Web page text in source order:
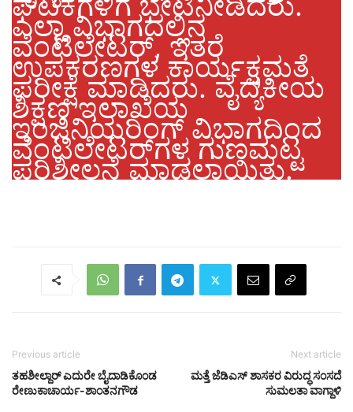
ಎಲ್ಲಾ ವಿಭಾಗದಲ್ಲಿನ
ವೆಂಟಿಲೇಟರ್, ಇತರೆ
ಉಪಕರಣಗಳ ಕಾರ್ಯಕ್ಷಮತೆ
ಪರೀಕ್ಷೆ ಮಾಡಿದರು. ವೈದ್ಯಕೀಯ
ಶಿಕ್ಷಣ ಇಲಾಖೆಯ
ಇಂಜಿನಿಯರಿಂಗ್ ವಿಭಾಗದಿಂದ
ವೆಂಟಿಲೇಟರ್‌ಗಳ ಗುಣಮಟ್ಟ
ಪರಿಶೀಲನೆ ಮಾಡಲಾಯಿತು.
Previous article
ತಹಶೀಲ್ದಾರ್​​​​​ ಎದುರೇ ಬೈದಾಡಿಕೊಂಡ
ರೇಣುಕಾಚಾರ್ಯ-ಶಾಂತನಗೌಡ
Next article
ಮತ್ತೆ ಜೆಡಿಎಸ್ ಶಾಸಕರ ವಿರುದ್ಧ ಸಂಸದೆ
ಸುಮಲತಾ ವಾಗ್ದಾಳಿ